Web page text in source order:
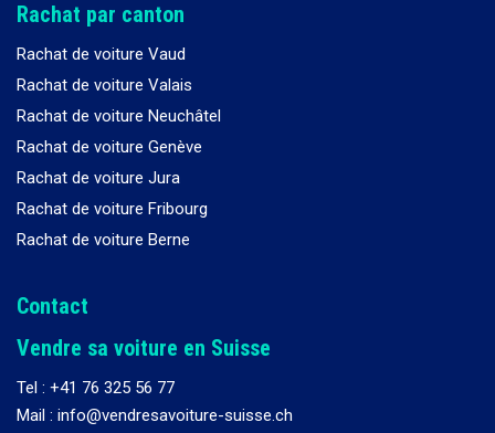
Rachat par canton
Rachat de voiture Vaud
Rachat de voiture Valais
Rachat de voiture Neuchâtel
Rachat de voiture Genève
Rachat de voiture Jura
Rachat de voiture Fribourg
Rachat de voiture Berne
Contact
Vendre sa voiture en Suisse
Tel : +41 76 325 56 77
Mail : info@vendresavoiture-suisse.ch